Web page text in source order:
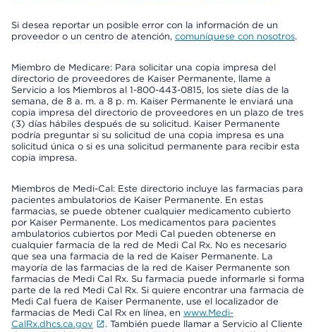
Si desea reportar un posible error con la información de un
proveedor o un centro de atención, comuníquese con nosotros.
Miembro de Medicare: Para solicitar una copia impresa del
directorio de proveedores de Kaiser Permanente, llame a
Servicio a los Miembros al 1-800-443-0815, los siete días de la
semana, de 8 a. m. a 8 p. m. Kaiser Permanente le enviará una
copia impresa del directorio de proveedores en un plazo de tres
(3) días hábiles después de su solicitud. Kaiser Permanente
podría preguntar si su solicitud de una copia impresa es una
solicitud única o si es una solicitud permanente para recibir esta
copia impresa.
Miembros de Medi-Cal: Este directorio incluye las farmacias para
pacientes ambulatorios de Kaiser Permanente. En estas
farmacias, se puede obtener cualquier medicamento cubierto
por Kaiser Permanente. Los medicamentos para pacientes
ambulatorios cubiertos por Medi Cal pueden obtenerse en
cualquier farmacia de la red de Medi Cal Rx. No es necesario
que sea una farmacia de la red de Kaiser Permanente. La
mayoría de las farmacias de la red de Kaiser Permanente son
farmacias de Medi Cal Rx. Su farmacia puede informarle si forma
parte de la red Medi Cal Rx. Si quiere encontrar una farmacia de
Medi Cal fuera de Kaiser Permanente, use el localizador de
farmacias de Medi Cal Rx en línea, en www.Medi-
CalRx.dhcs.ca.gov
. También puede llamar a Servicio al Cliente